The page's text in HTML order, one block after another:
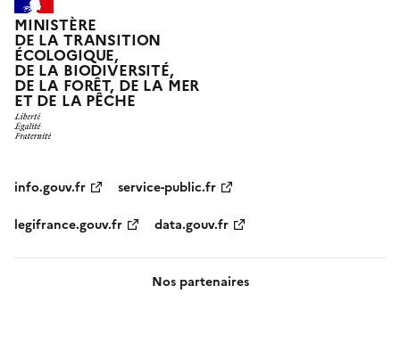
MINISTÈRE
DE LA TRANSITION
ÉCOLOGIQUE,
DE LA BIODIVERSITÉ,
DE LA FORÊT, DE LA MER
ET DE LA PÊCHE
info.gouv.fr
service-public.fr
legifrance.gouv.fr
data.gouv.fr
Nos partenaires